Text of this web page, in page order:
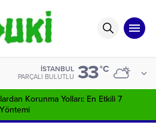
İSTANBUL
PARÇALI BULUTLU 33°C
Korunma Yolları: En Etkili 7